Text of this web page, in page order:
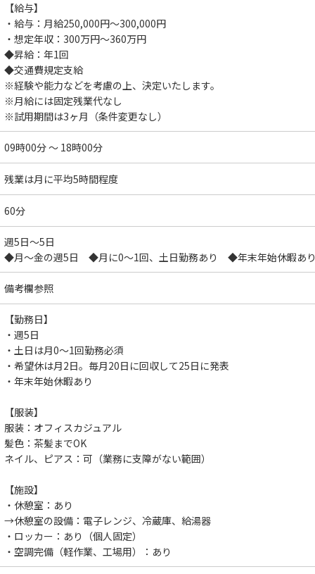
【給与】
・給与：月給250,000円～300,000円
・想定年収：300万円～360万円
◆昇給：年1回
◆交通費規定支給
※経験や能力などを考慮の上、決定いたします。
※月給には固定残業代なし
※試用期間は3ヶ月（条件変更なし）
09時00分 ～ 18時00分
残業は月に平均5時間程度
60分
週5日～5日
◆月～金の週5日 ◆月に0～1回、土日勤務あり ◆年末年始休暇あり
備考欄参照
【勤務日】
・週5日
・土日は月0～1回勤務必須
・希望休は月2日。毎月20日に回収して25日に発表
・年末年始休暇あり
【服装】
服装：オフィスカジュアル
髪色：茶髪までOK
ネイル、ピアス：可（業務に支障がない範囲）
【施設】
・休憩室：あり
→休憩室の設備：電子レンジ、冷蔵庫、給湯器
・ロッカー：あり（個人固定）
・空調完備（軽作業、工場用）：あり